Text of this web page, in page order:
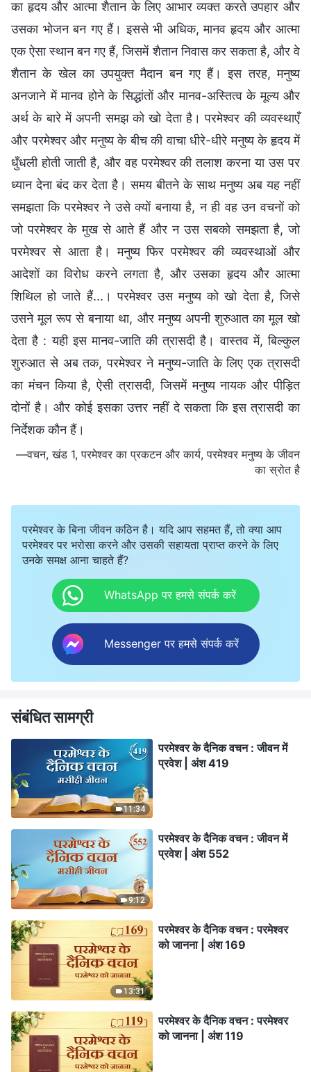
का हृदय और आत्मा शैतान के लिए आभार व्यक्त करते उपहार और
उसका भोजन बन गए हैं। इससे भी अधिक, मानव हृदय और आत्मा
एक ऐसा स्थान बन गए हैं, जिसमें शैतान निवास कर सकता है, और वे
शैतान के खेल का उपयुक्त मैदान बन गए हैं। इस तरह, मनुष्य
अनजाने में मानव होने के सिद्धांतों और मानव-अस्तित्व के मूल्य और
अर्थ के बारे में अपनी समझ को खो देता है। परमेश्वर की व्यवस्थाएँ
और परमेश्वर और मनुष्य के बीच की वाचा धीरे-धीरे मनुष्य के हृदय में
धुँधली होती जाती है, और वह परमेश्वर की तलाश करना या उस पर
ध्यान देना बंद कर देता है। समय बीतने के साथ मनुष्य अब यह नहीं
समझता कि परमेश्वर ने उसे क्यों बनाया है, न ही वह उन वचनों को
जो परमेश्वर के मुख से आते हैं और न उस सबको समझता है, जो
परमेश्वर से आता है। मनुष्य फिर परमेश्वर की व्यवस्थाओं और
आदेशों का विरोध करने लगता है, और उसका हृदय और आत्मा
शिथिल हो जाते हैं...। परमेश्वर उस मनुष्य को खो देता है, जिसे
उसने मूल रूप से बनाया था, और मनुष्य अपनी शुरुआत का मूल खो
देता है : यही इस मानव-जाति की त्रासदी है। वास्तव में, बिल्कुल
शुरुआत से अब तक, परमेश्वर ने मनुष्य-जाति के लिए एक त्रासदी
का मंचन किया है, ऐसी त्रासदी, जिसमें मनुष्य नायक और पीड़ित
दोनों है। और कोई इसका उत्तर नहीं दे सकता कि इस त्रासदी का
निर्देशक कौन हैं।
—वचन, खंड 1, परमेश्वर का प्रकटन और कार्य, परमेश्वर मनुष्य के जीवन
का स्रोत है
परमेश्वर के बिना जीवन कठिन है। यदि आप सहमत हैं, तो क्या आप
परमेश्वर पर भरोसा करने और उसकी सहायता प्राप्त करने के लिए
उनके समक्ष आना चाहते हैं?
WhatsApp पर हमसे संपर्क करें
Messenger पर हमसे संपर्क करें
संबंधित सामग्री
11:34
परमेश्वर के दैनिक वचन : जीवन में
प्रवेश | अंश 419
9:12
परमेश्वर के दैनिक वचन : जीवन में
प्रवेश | अंश 552
13:31
परमेश्वर के दैनिक वचन : परमेश्वर
को जानना | अंश 169
परमेश्वर के दैनिक वचन : परमेश्वर
को जानना | अंश 119